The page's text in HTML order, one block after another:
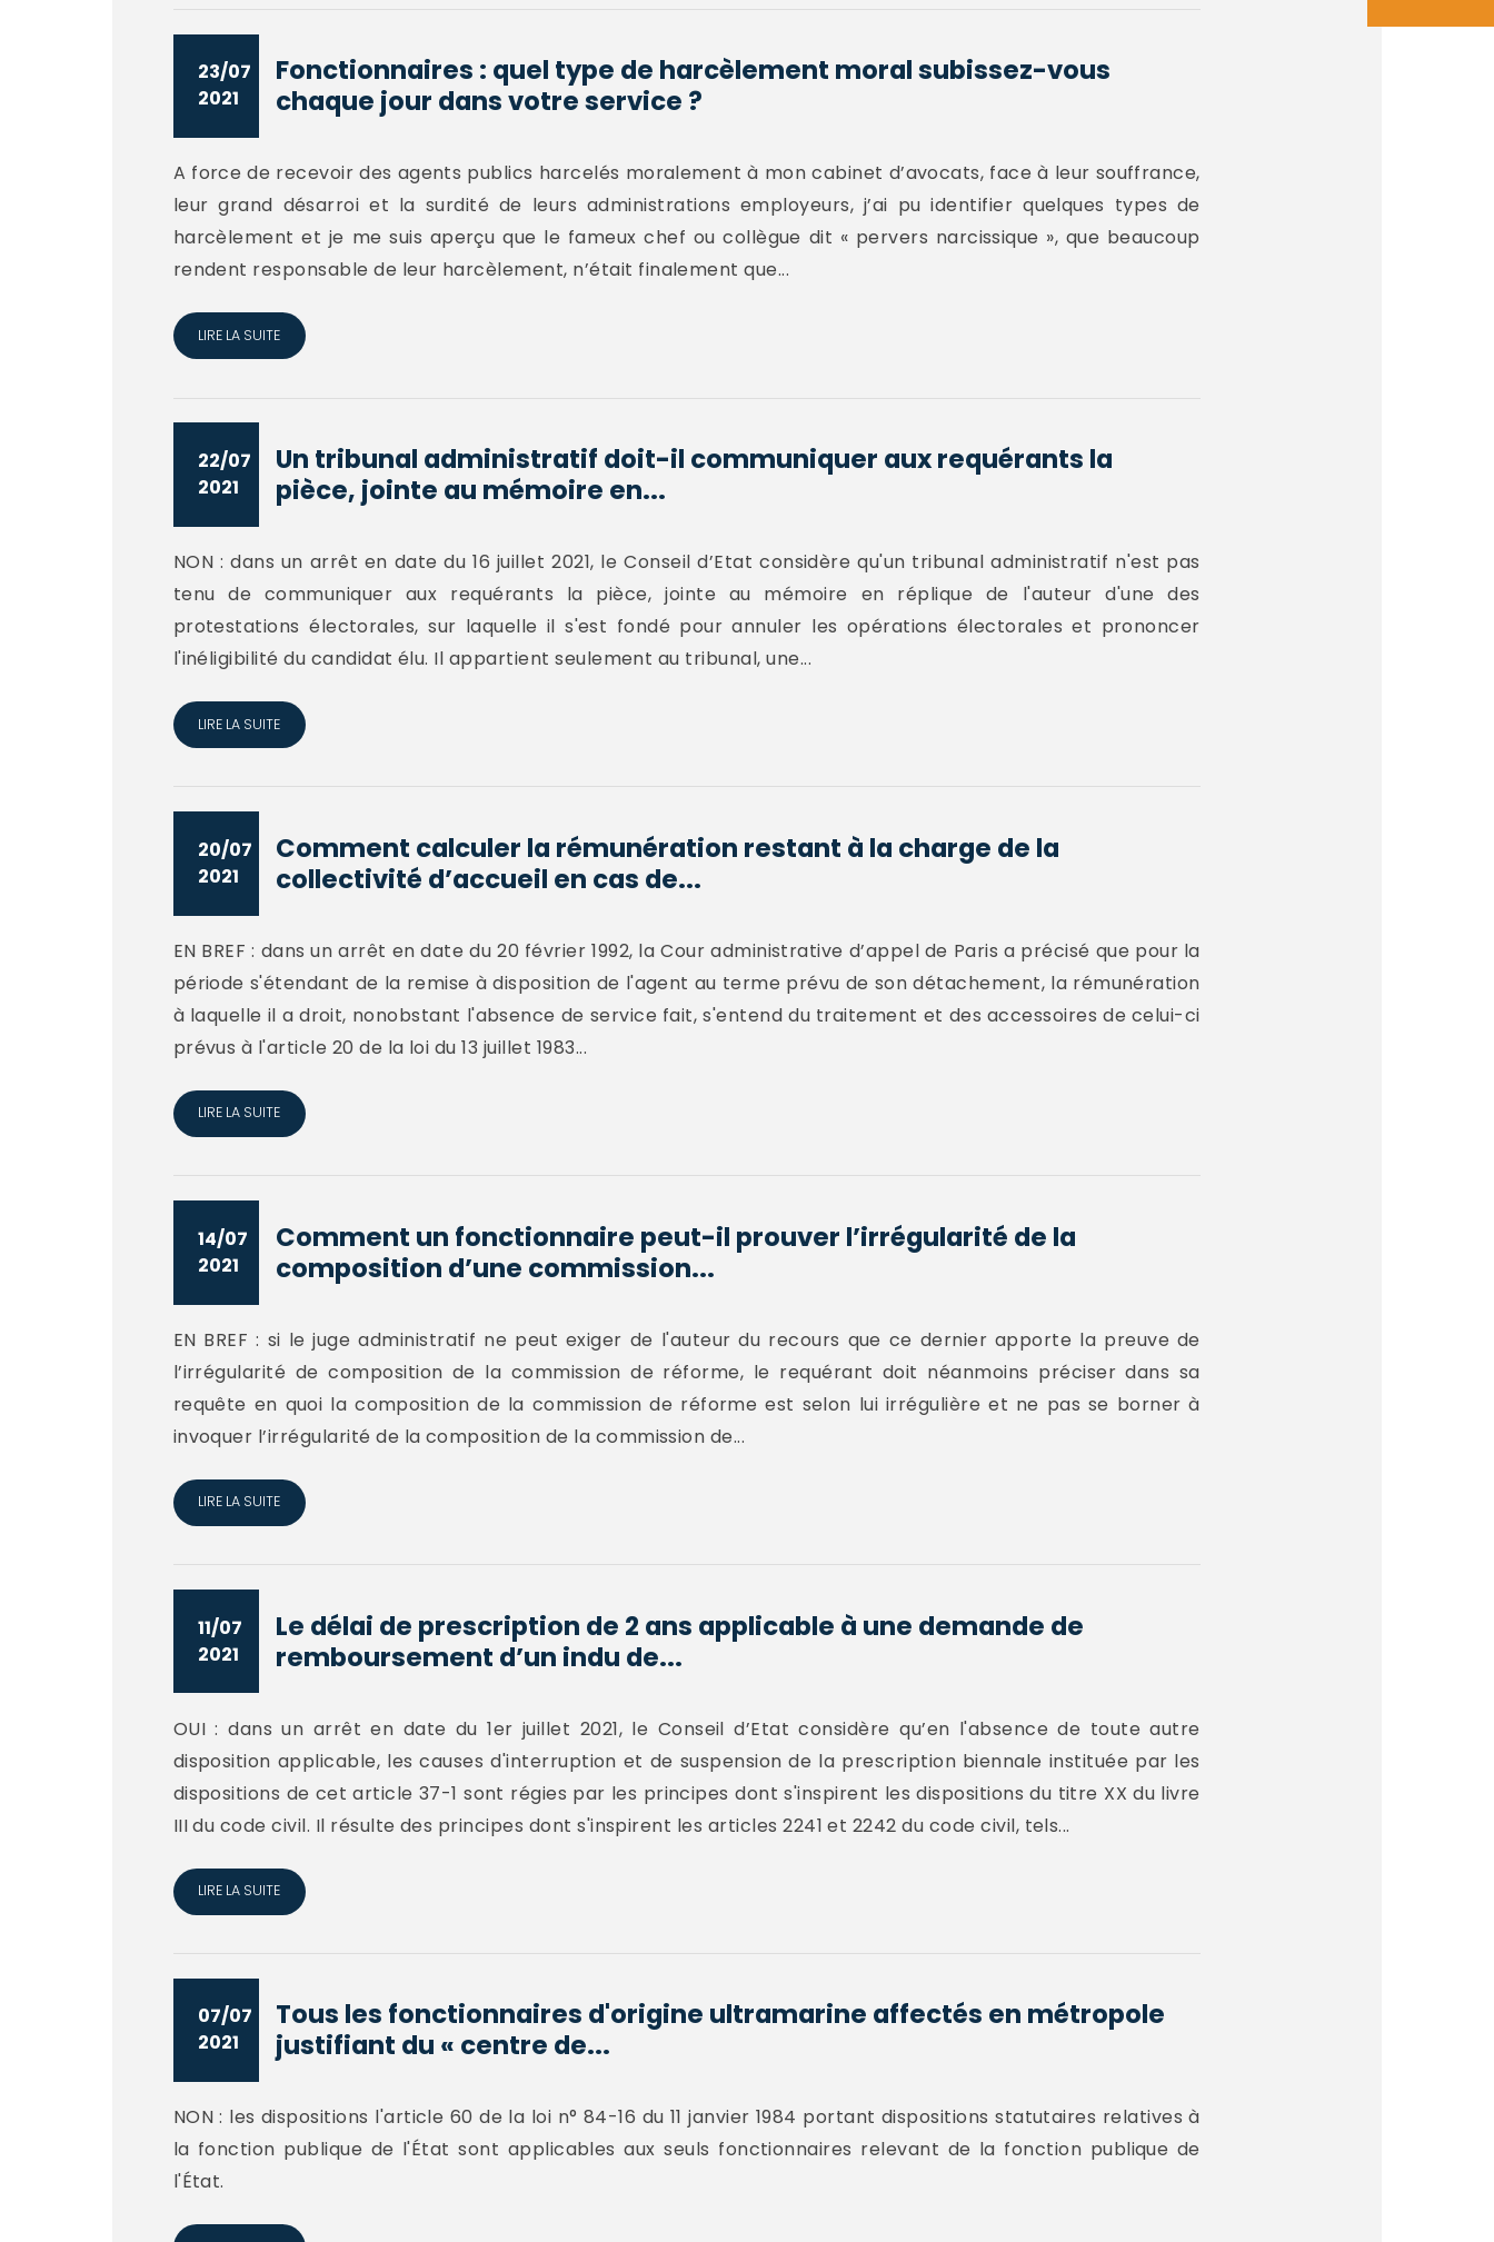
23/07
2021
Fonctionnaires : quel type de harcèlement moral subissez-vous
chaque jour dans votre service ?
A force de recevoir des agents publics harcelés moralement à mon cabinet d’avocats, face à leur souffrance,
leur grand désarroi et la surdité de leurs administrations employeurs, j’ai pu identifier quelques types de
harcèlement et je me suis aperçu que le fameux chef ou collègue dit « pervers narcissique », que beaucoup
rendent responsable de leur harcèlement, n’était finalement que...
LIRE LA SUITE
22/07
2021
Un tribunal administratif doit-il communiquer aux requérants la
pièce, jointe au mémoire en...
NON : dans un arrêt en date du 16 juillet 2021, le Conseil d’Etat considère qu'un tribunal administratif n'est pas
tenu de communiquer aux requérants la pièce, jointe au mémoire en réplique de l'auteur d'une des
protestations électorales, sur laquelle il s'est fondé pour annuler les opérations électorales et prononcer
l'inéligibilité du candidat élu. Il appartient seulement au tribunal, une...
LIRE LA SUITE
20/07
2021
Comment calculer la rémunération restant à la charge de la
collectivité d’accueil en cas de...
EN BREF : dans un arrêt en date du 20 février 1992, la Cour administrative d’appel de Paris a précisé que pour la
période s'étendant de la remise à disposition de l'agent au terme prévu de son détachement, la rémunération
à laquelle il a droit, nonobstant l'absence de service fait, s'entend du traitement et des accessoires de celui-ci
prévus à l'article 20 de la loi du 13 juillet 1983...
LIRE LA SUITE
14/07
2021
Comment un fonctionnaire peut-il prouver l’irrégularité de la
composition d’une commission...
EN BREF : si le juge administratif ne peut exiger de l'auteur du recours que ce dernier apporte la preuve de
l’irrégularité de composition de la commission de réforme, le requérant doit néanmoins préciser dans sa
requête en quoi la composition de la commission de réforme est selon lui irrégulière et ne pas se borner à
invoquer l’irrégularité de la composition de la commission de...
LIRE LA SUITE
11/07
2021
Le délai de prescription de 2 ans applicable à une demande de
remboursement d’un indu de...
OUI : dans un arrêt en date du 1er juillet 2021, le Conseil d’Etat considère qu’en l'absence de toute autre
disposition applicable, les causes d'interruption et de suspension de la prescription biennale instituée par les
dispositions de cet article 37-1 sont régies par les principes dont s'inspirent les dispositions du titre XX du livre
III du code civil. Il résulte des principes dont s'inspirent les articles 2241 et 2242 du code civil, tels...
LIRE LA SUITE
07/07
2021
Tous les fonctionnaires d'origine ultramarine affectés en métropole
justifiant du « centre de...
NON : les dispositions l'article 60 de la loi n° 84-16 du 11 janvier 1984 portant dispositions statutaires relatives à
la fonction publique de l'État sont applicables aux seuls fonctionnaires relevant de la fonction publique de
l'État.